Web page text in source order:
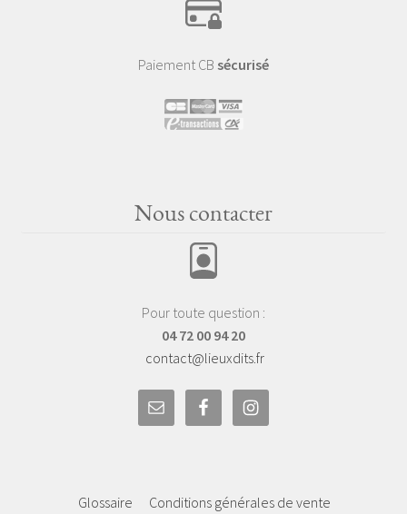
Paiement CB sécurisé
Nous contacter
Pour toute question :
04 72 00 94 20
contact@lieuxdits.fr
Glossaire Conditions générales de vente